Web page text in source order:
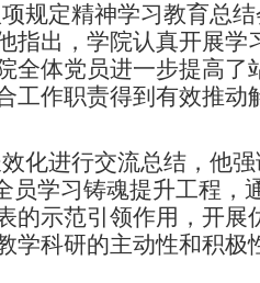
规定精神学习教育总
指出，学院认真开展学
全体党员进一步提高了
工作职责得到有效推动
化进行交流总结，他
员学习铸魂提升工程，
的示范引领作用，开展
学科研的主动性和积极